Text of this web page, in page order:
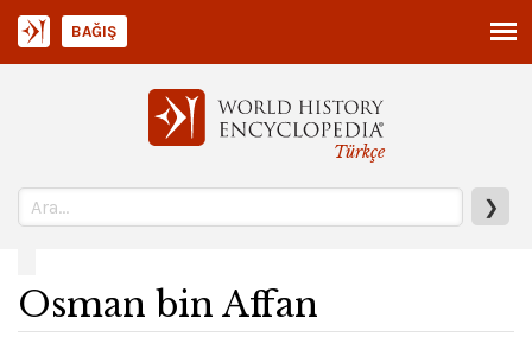
Türkçe
❯
BAĞIŞ
Osman bin Affan